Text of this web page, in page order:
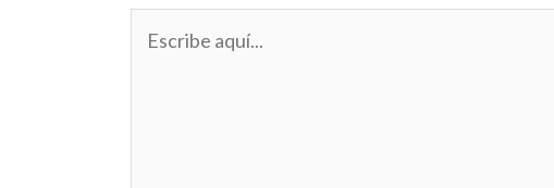
aquí...